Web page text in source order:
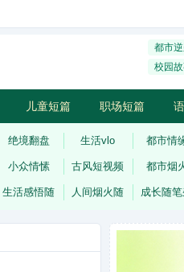
都市
校园
儿童短篇 职场短篇
绝境翻盘 生活vlo 都市情
小众情愫 古风短视频 都市烟
生活感悟随 人间烟火随 成长随